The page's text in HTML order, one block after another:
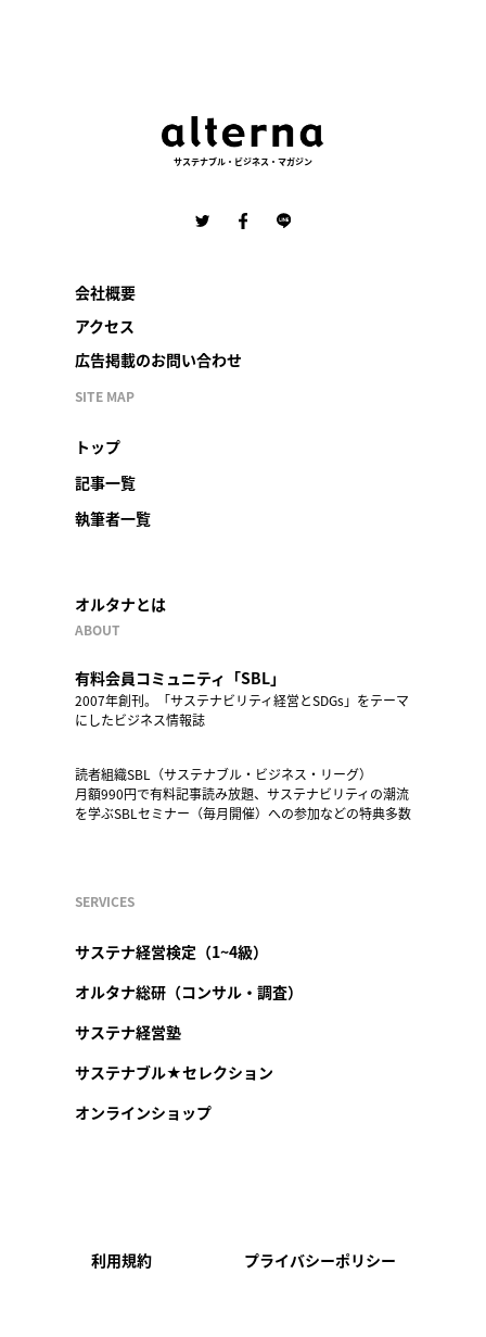
サステナブル・ビジネス・マガジン
会社概要
アクセス
広告掲載のお問い合わせ
SITE MAP
トップ
記事一覧
執筆者一覧
オルタナとは
ABOUT
有料会員コミュニティ「SBL」
2007年創刊。「サステナビリティ経営とSDGs」をテーマ
にしたビジネス情報誌
読者組織SBL（サステナブル・ビジネス・リーグ）
月額990円で有料記事読み放題、サステナビリティの潮流
を学ぶSBLセミナー（毎月開催）への参加などの特典多数
SERVICES
サステナ経営検定（1~4級）
オルタナ総研（コンサル・調査）
サステナ経営塾
サステナブル★セレクション
オンラインショップ
利用規約 プライバシーポリシー